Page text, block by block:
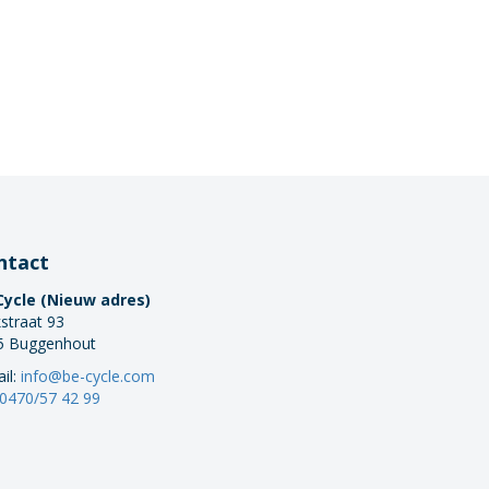
(Nieuw adres)
93
Buggenhout
info@be-cycle.com
0470/57 42 99